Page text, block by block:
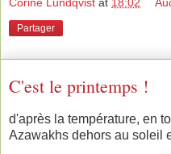
Corine Lundqvist at 18:02
Partager
C'est le printemps !
d'après la température, en
Azawakhs dehors au soleil